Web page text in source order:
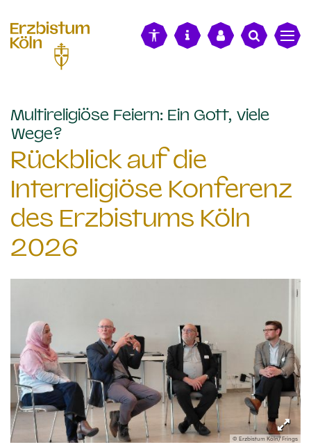
Multireligiöse Feiern: Ein Gott, viele
Wege?
Rückblick auf die
Interreligiöse Konferenz
des Erzbistums Köln
2026
© Erzbistum Köln/ Frings